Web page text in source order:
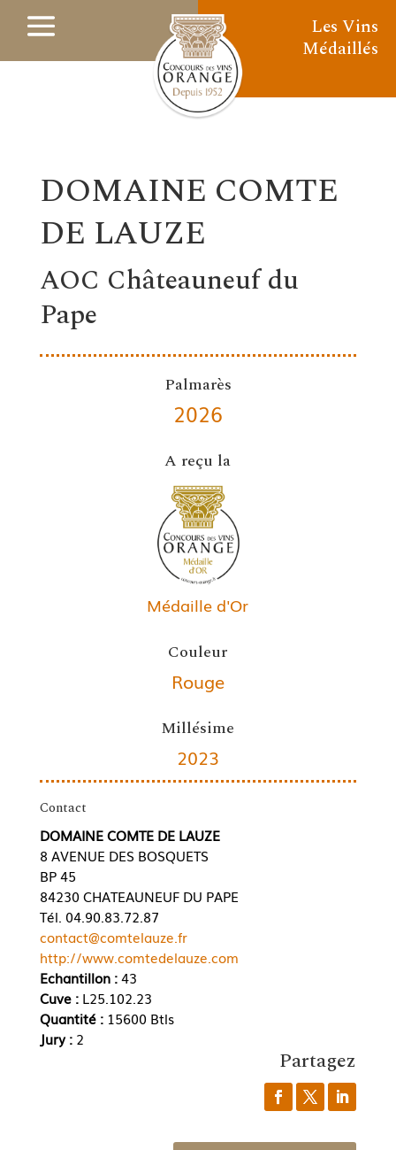
Les Vins
Médaillés
DOMAINE COMTE
DE LAUZE
AOC Châteauneuf du
Pape
Palmarès
2026
A reçu la
Médaille d'Or
Couleur
Rouge
Millésime
2023
Contact
DOMAINE COMTE DE LAUZE
8 AVENUE DES BOSQUETS
BP 45
84230 CHATEAUNEUF DU PAPE
Tél. 04.90.83.72.87
contact@comtelauze.fr
http://www.comtedelauze.com
Echantillon :43
Cuve : L25.102.23
Quantité : 15600 Btls
Jury : 2
Partagez